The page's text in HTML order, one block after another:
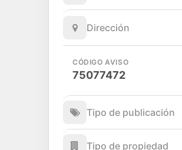
Dirección
CÓDIGO AVISO
75077472
Tipo de publicación
Tipo de propiedad